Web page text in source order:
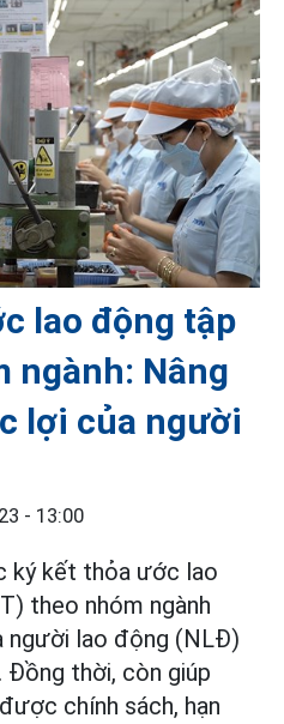
lao động tập
ngành: Nâng
lợi của người
- 13:00
ký kết thỏa ước lao
theo nhóm ngành
người lao động (NLĐ)
thời, còn giúp
chính sách, hạn